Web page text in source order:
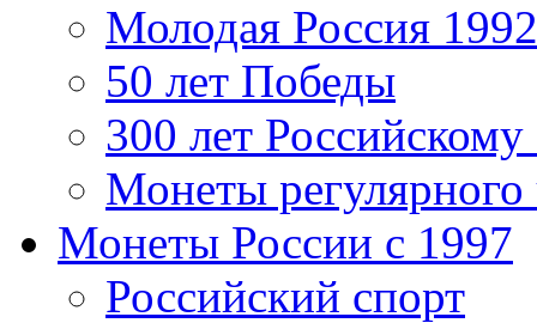
Молодая Россия
50 лет Победы
300 лет
Монеты
Монеты России c 1997
Российский спорт